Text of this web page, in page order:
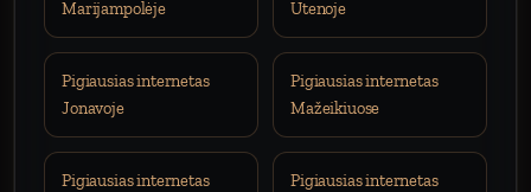
Marijampolėje
Utenoje
Pigiausias internetas
Jonavoje
Pigiausias internetas
Mažeikiuose
Pigiausias internetas
Pigiausias internetas